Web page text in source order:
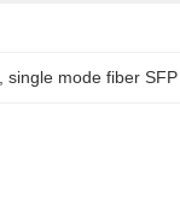
, single mode fiber